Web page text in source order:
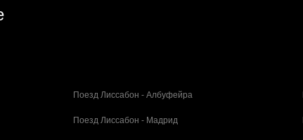
Поезд Лиссабон - Албуфейра
Поезд Лиссабон - Мадрид